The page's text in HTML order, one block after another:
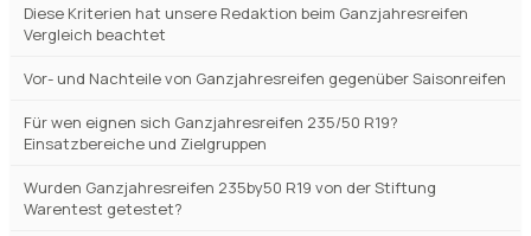
Diese Kriterien hat unsere Redaktion beim Ganzjahresreifen
Vergleich beachtet
Vor- und Nachteile von Ganzjahresreifen gegenüber Saisonreifen
Für wen eignen sich Ganzjahresreifen 235/50 R19?
Einsatzbereiche und Zielgruppen
Wurden Ganzjahresreifen 235by50 R19 von der Stiftung
Warentest getestet?